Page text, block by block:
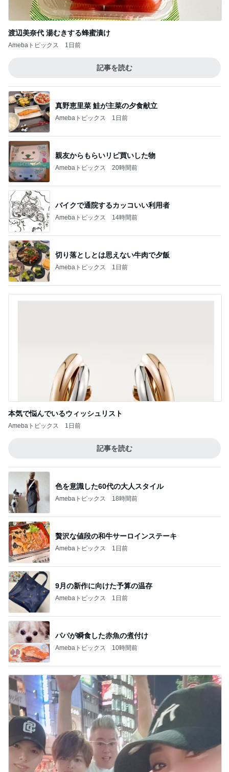
渡辺美奈代 湯むきする蜂蜜漬け
Amebaトピックス 1日前
記事を読む
真野恵里菜 鮭が主菜の夕食献立
Amebaトピックス 1日前
親友からもらいリピ買いした物
Amebaトピックス 20時間前
バイクで通院するカッコいい利用者
Amebaトピックス 14時間前
切り落としとは思えない牛肉で夕飯
Amebaトピックス 1日前
本気で悩んでいるウィッシュリスト
Amebaトピックス 1日前
記事を読む
色を意識した60代の大人スタイル
Amebaトピックス 18時間前
贅沢な値段の和牛サーロインステーキ
Amebaトピックス 1日前
9月の新作に向けた予算の温存
Amebaトピックス 1日前
パパが瞬食した赤魚の煮付け
Amebaトピックス 10時間前